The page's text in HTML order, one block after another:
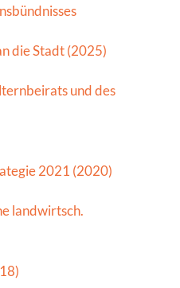
die Stadt (2025)
und des
2021 (2020)
landwirtsch.